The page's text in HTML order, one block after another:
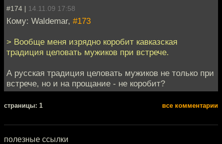
#174 | 14.11.09 17:58
Кому: Waldemar, #173
> Вообще меня изрядно коробит кавказская
традиция целовать мужиков при встрече.
А русская традиция целовать мужиков не только при
встрече, но и на прощание - не коробит?
cтраницы: 1 все комментарии
полезные ссылки